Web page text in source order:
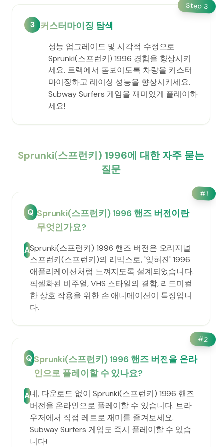
Step 3
3 커스터마이징 탐색
성능 업그레이드 및 시각적 수정으로
Sprunki(스프런키) 1996 경험을 향상시키
세요. 트랙에서 돋보이도록 차량을 커스터
마이징하고 레이싱 성능을 향상시키세요.
Subway Surfers 게임을 재미있게 플레이하
세요!
Sprunki(스프런키) 1996에 대한 자주 묻는
질문
#1
Q Sprunki(스프런키) 1996 핸즈 버전이란
무엇인가요?
ASprunki(스프런키) 1996 핸즈 버전은 오리지널
스프런키(스프런키)의 리믹스로, '잊혀진' 1996
애플리케이션처럼 느껴지도록 설계되었습니다.
픽셀화된 비주얼, VHS 스타일의 결함, 리드미컬
한 상호 작용을 위한 손 애니메이션이 특징입니
다.
#2
Q Sprunki(스프런키) 1996 핸즈 버전을 온라
인으로 플레이할 수 있나요?
A네, 다운로드 없이 Sprunki(스프런키) 1996 핸즈
버전을 온라인으로 플레이할 수 있습니다. 브라
우저에서 직접 레트로 재미를 즐겨보세요.
Subway Surfers 게임도 즉시 플레이할 수 있습
니다!